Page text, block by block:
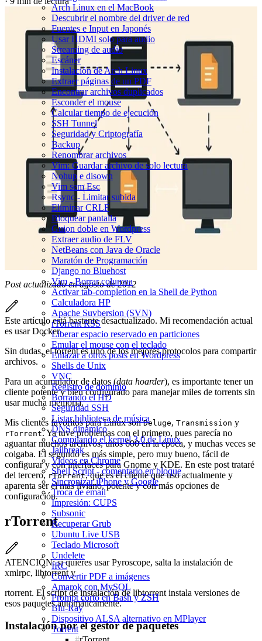
Arch Linux en el MacBook
Descubrir el nombre del driver de red
Fuentes e Input en Japonés
Usar HDMI solo para audio
Streaming de audio
Escáner
Instalación de Arch Linux
Extraer páginas de un PDF
Encontrar archivos duplicados
Esconder el mouse
Calcular tiempo de ejecución
SSH Tunnel
Seguridad y Criptografía
Backup
Renombrar archivos
Vim: Guardar archivo de solo lectura
Nohup e disown
Vim sem Esc
Rsync - Limitar subida
Eliminar CRLF
Bloquear pantalla
Guion doble en Wordpress
Extraer audio de FLV
NetBeans con Java de Oracle
Maratón de Programación
Django no Bluehost
Vim - Borrar columna
Activar tab-completion en la Shell de Python
Calculadora HP
Apache Suvbersion (SVN)
rTorrent RSS
Liberar espacio reservado en particiones
Emular el mouse con el teclado
Enlazar a otros posts en Wordpress
Shells de Unix
VNC
Registro de dominio
Borrando el HD
Seguridad SSH
Listar biblioteca de música
DNS dinámico
Compilando el kernel 3.0 de Linux
Jailbreak
Videos en Chrome
Shell Script - comentario en bloque
Sincronizar iPhone y Google
Troca de email
Impresión: CUPS
Subsonic
Recuperar Grub
Ubuntu Live USB
Teclado Microsoft
Undelete
IRC
Convertir PDF a imágenes
Amarok con MySQL
Prompt corto en Bash y ZSH
Blu-Ray
Dispositivo ALSA alternativo en MPlayer
Torrent
Post actualizado en agosto de 2012
Este artículo está bastante desactualizado. Mi recomendación actual
es usar Docker.
Sin dudas, el torrent es uno de los mejores protocolos para compartir
archivos.
Para un acumulador de datos (data hoarder), es importante tener un
cliente potente y bien configurado para manejar miles de torrents sin
usar mucha memoria.
Mis clientes favoritos para Linux sonDeluge, Transmission y
rTorrent. Ya tuve problemas con el primero, pues parecía no
aguantar muchos archivos, unos 600 en la época, y muchas veces se
colgaba. El segundo es más simple, pero muy bueno, fácil de
configurar y con interfaces para Gnome y KDE. En este post trataré
del tercero, rTorrent, que es el cliente que uso actualmente y
aparenta ser el más liviano, potente y con más opciones de
configuración.
rTorrent
ATENCIÓN: si quieres usar Pyroscope, salta la instalación de
xmlrpc, libtorrent y
rtorrent. El script de instalación de libtorrent instala versiones de
esos paquetes automáticamente.
Instalación por el gestor de paquetes